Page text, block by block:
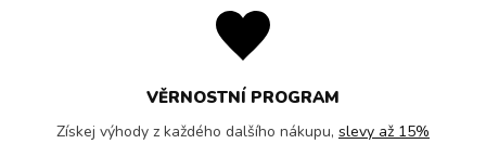
VĚRNOSTNÍ PROGRAM
Získej výhody z každého dalšího nákupu, slevy až 15%